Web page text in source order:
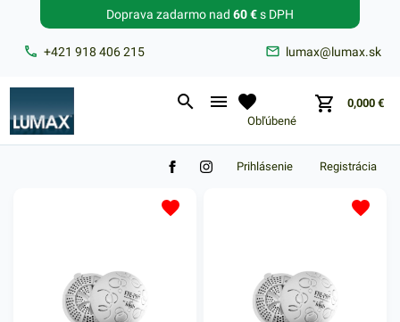
+421 918 406 215 lumax@lumax.sk
Doprava zadarmo nad 60 €s DPH
Obľúbené
0,000 €
Zabudnuté heslo?
Registrácia
Prihlásenie